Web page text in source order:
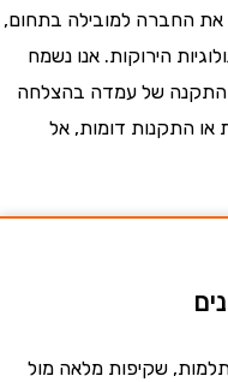
למובילה בתחום,
הירוקות. אנו נשמח
של עמדה בהצלחה
דומות, אל
שקיפות מלאה מול